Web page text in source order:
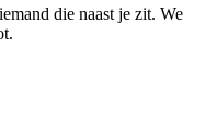
die naast je zit. We